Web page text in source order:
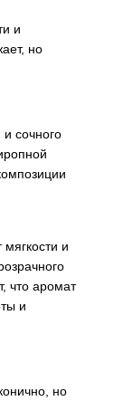
и
но
сочного
и
что аромат
и
но